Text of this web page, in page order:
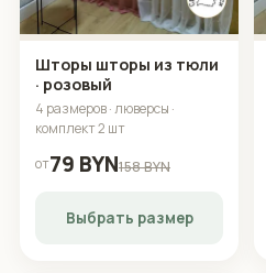
Шторы шторы из тюли
· розовый
4 размеров · люверсы ·
комплект 2 шт
от79 BYN158 BYN
Выбрать размер